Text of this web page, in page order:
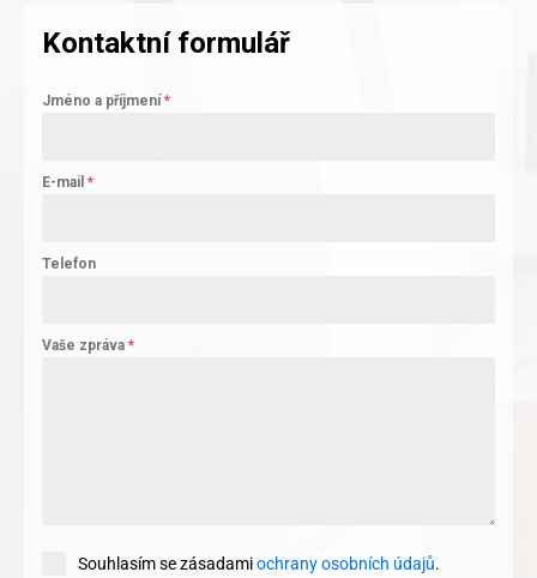
Kontaktní formulář
Jméno a příjmení*
E-mail *
Telefon
Vaše zpráva *
Souhlasím se zásadamiochrany osobních údajů.